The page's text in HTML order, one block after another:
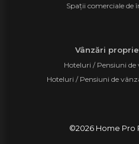
Spații comerciale de
Vânzări
Hoteluri / Pensiuni
Hoteluri / Pensiuni de
©2026Home Pro